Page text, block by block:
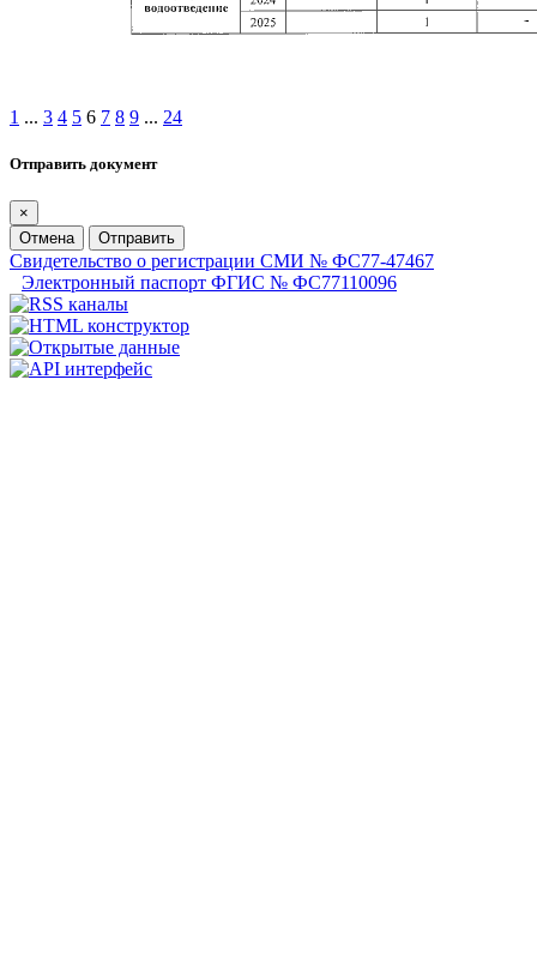
1 ... 3 4 5 6 7 8 9 ... 24
Отправить документ
×
Отмена
Отправить
Свидетельство о регистрации СМИ № ФС77-47467
Электронный паспорт ФГИС № ФС77110096